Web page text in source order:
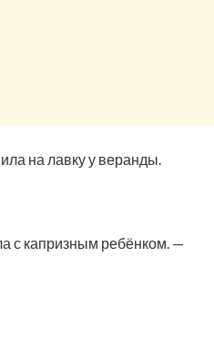
на лавку у веранды.
с капризным ребёнком. —